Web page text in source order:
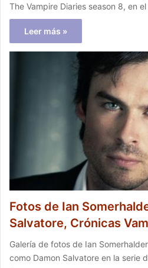
The Vampire Diaries season 8, en
Leer más »
Fotos de Ian
Salvatore, Crónicas
Galería de fotos de Ian
como Damon Salvatore en la serie